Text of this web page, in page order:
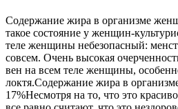
Содержание жира в организме
такое состояние у женщин-
теле женщины небезопасный:
совсем. Очень высокая
вен на всем теле женщины,
локтя.Содержание жира в
17%Несмотря на то, что это